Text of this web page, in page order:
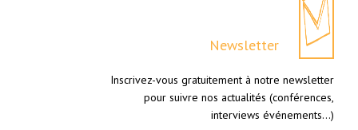
Newsletter
Inscrivez-vous gratuitement à notre newsletter
pour suivre nos actualités (conférences,
interviews événements…)